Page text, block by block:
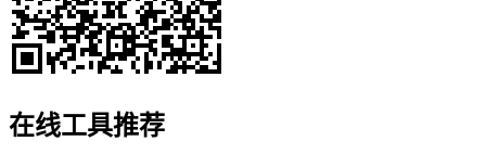
在线工具推荐